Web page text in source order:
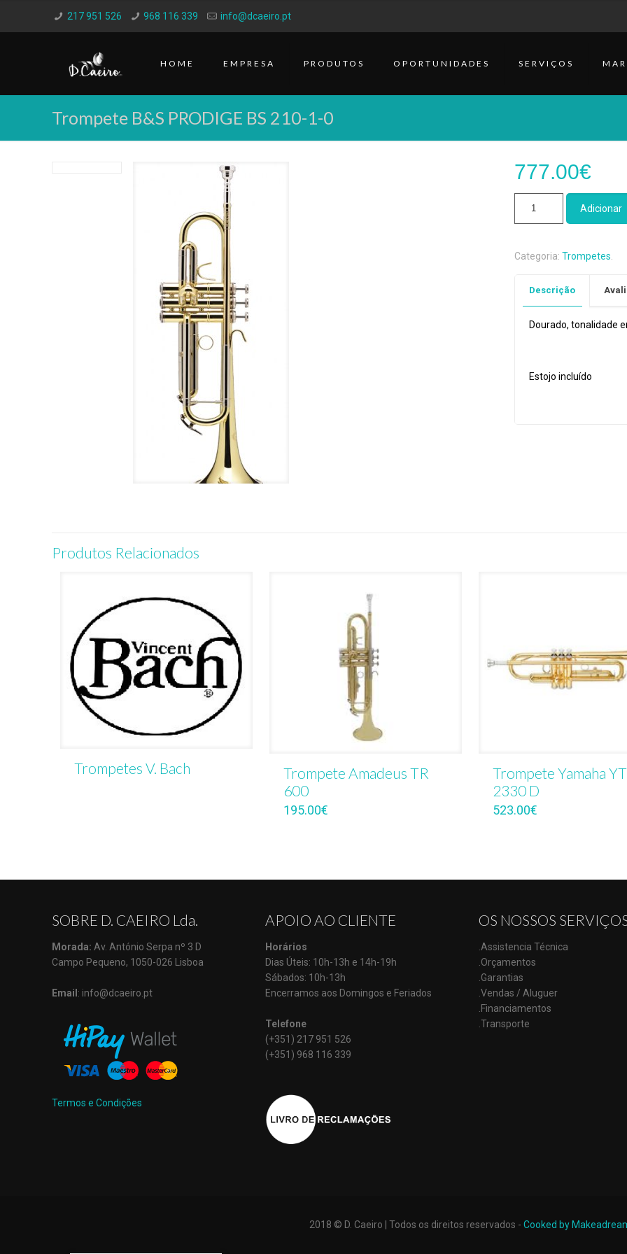
217 951 526 968 116 339 info@dcaeiro.pt
HOME EMPRESA PRODUTOS OPORTUNIDADES SERVIÇOS
Trompete B&S PRODIGE BS 210-1-0
777.00€
PRODIGE
210-
1-
Adicionar
Categoria:Trompetes
Descrição
Dourado, tonalidade
Estojo incluído
Produtos Relacionados
Trompetes V. Bach
Trompete Amadeus TR
600
195.00€
Trompete Yamaha
2330 D
523.00€
SOBRE D. CAEIRO Lda.
Morada: Av. António Serpa nº 3 D
Campo Pequeno, 1050-026 Lisboa
Email : info@dcaeiro.pt
Termos e Condições
APOIO AO CLIENTE
Horários
Dias Úteis: 10h-13h e 14h-19h
Sábados: 10h-13h
Encerramos aos Domingos e Feriados
Telefone
(+351) 217 951 526
(+351) 968 116 339
OS NOSSOS
.Assistencia Técnica
.Orçamentos
.Garantias
.Vendas / Aluguer
.Financiamentos
.Transporte
2018 © D. Caeiro | Todos os direitos reservados - Cooked by